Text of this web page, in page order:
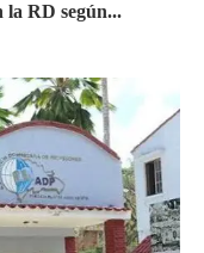
la RD según...